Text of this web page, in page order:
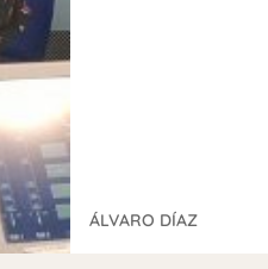
ÁLVARO DÍAZ